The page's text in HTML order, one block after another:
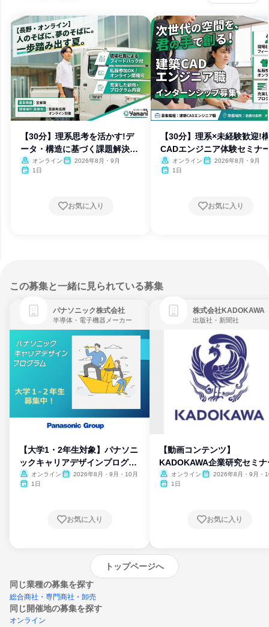
【30分】理系思考を活かす!デ
ータ・構造に基づく課題解決営
業
オンライン
2026年8月・9月
1日
お気に入り
【30分】理系×未経験歓迎!
CADエンジニア体験セミナ
オンライン
2026年8月・9月
1日
お気に入り
この募集と一緒に見られている募集
パナソニック株式会社
半導体・電子機器メーカー
【大学1・2年生対象】パナソニ
ックキャリアデザインプログラ
ム
オンライン
2026年8月・9月・10月
1日
お気に入り
株式会社KADOKAWA
出版社・新聞社
【動画コンテンツ】
KADOKAWA企業研究セミナ
オンライン
2026年8月・9月・
1日
お気に入り
トップページへ
同じ業種の募集を探す
総合商社・専門商社・卸売
同じ開催地の募集を探す
オンライン